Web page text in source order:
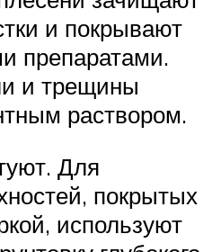
и покрывают
препаратами.
и трещины
раствором.
Для
покрытых
используют